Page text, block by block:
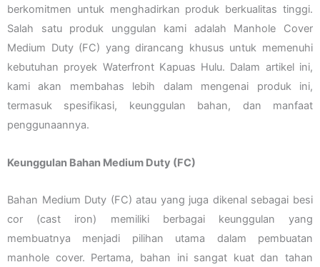
berkomitmen untuk menghadirkan produk berkualitas tinggi.
Salah satu produk unggulan kami adalah Manhole Cover
Medium Duty (FC) yang dirancang khusus untuk memenuhi
kebutuhan proyek Waterfront Kapuas Hulu. Dalam artikel ini,
kami akan membahas lebih dalam mengenai produk ini,
termasuk spesifikasi, keunggulan bahan, dan manfaat
penggunaannya.
Keunggulan Bahan Medium Duty (FC)
Bahan Medium Duty (FC) atau yang juga dikenal sebagai besi
cor (cast iron) memiliki berbagai keunggulan yang
membuatnya menjadi pilihan utama dalam pembuatan
manhole cover. Pertama, bahan ini sangat kuat dan tahan